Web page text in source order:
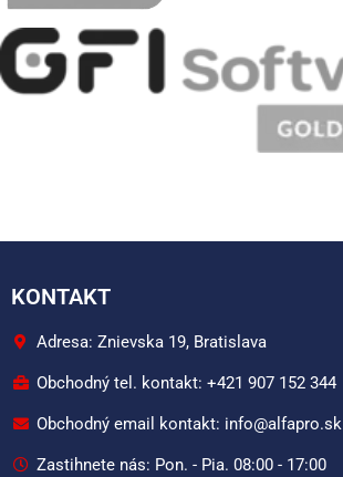
KONTAKT
Adresa: Znievska 19, Bratislava
Obchodný tel. kontakt: +421 907 152 344
Obchodný email kontakt: info@alfapro.sk
Zastihnete nás: Pon. - Pia. 08:00 - 17:00